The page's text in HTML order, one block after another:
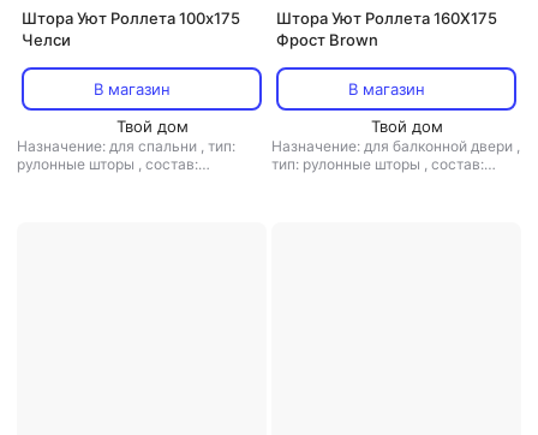
Штора Уют Роллета 100х175
Челси
В магазин
Твой дом
Назначение: для спальни , тип:
рулонные шторы , состав:
Штора Уют Роллета 160Х175
Фрост Brown
В магазин
Твой дом
Назначение: для балконной двери ,
тип: рулонные шторы , состав: